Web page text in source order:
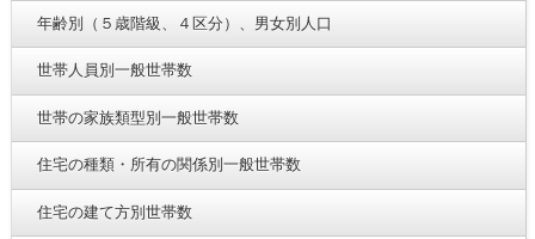
年齢別（５歳階級、４区分）、男女別人口
世帯人員別一般世帯数
世帯の家族類型別一般世帯数
住宅の種類・所有の関係別一般世帯数
住宅の建て方別世帯数